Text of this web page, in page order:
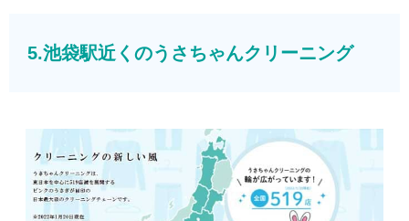
5.池袋駅近くのうさちゃんクリーニング